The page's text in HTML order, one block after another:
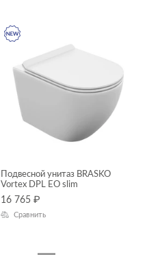
Подвесной унитаз BRASKO
Vortex DPL EO slim
16 765 ₽
Сравнить